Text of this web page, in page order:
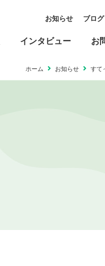
お知らせ ブログ
インタビュー お
ホーム お知らせ すて